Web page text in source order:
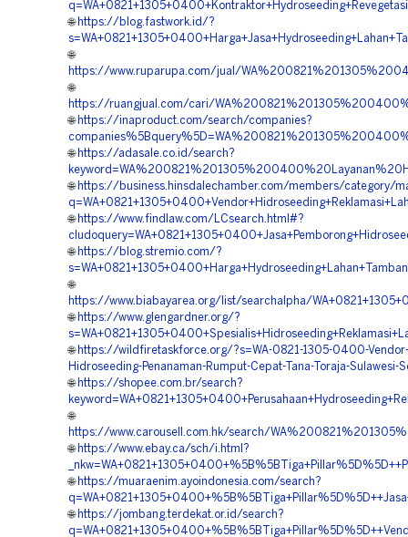
🌐 https://blog.fastwork.id/?
🌐
https://www.ruparupa.com/jual/
🌐
https://ruangjual.com/cari/
🌐 https://inaproduct.com/search/companies?
🌐 https://adasale.co.id/search?
🌐 https://business.hinsdalechamber.com/members/category/
🌐 https://www.findlaw.com/LCsearch.html#?
🌐 https://blog.stremio.com/?
🌐
https://www.biabayarea.org/list/searchalpha/
🌐 https://www.glengardner.org/?
🌐 https://wildfiretaskforce.org/?s=WA-0821-1305-0400-Vendor-
Hidroseeding-Penanaman-Rumput-Cepat-Tana-Toraja-Sulawesi-
🌐 https://shopee.com.br/search?
🌐
https://www.carousell.com.hk/search/
🌐 https://www.ebay.ca/sch/i.html?
🌐 https://muaraenim.ayoindonesia.com/search?
🌐 https://jombang.terdekat.or.id/search?